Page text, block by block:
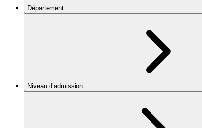
Département
Niveau d’admission